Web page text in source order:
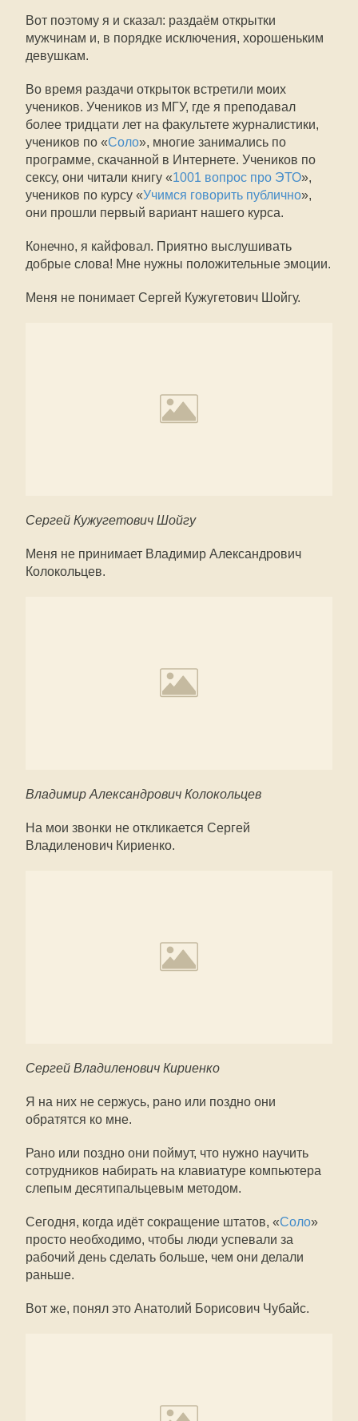
Вот поэтому я и сказал: раздаём открытки
мужчинам и, в порядке исключения, хорошеньким
девушкам.
Во время раздачи открыток встретили моих
учеников. Учеников из МГУ, где я преподавал
более тридцати лет на факультете журналистики,
учеников по «Соло», многие занимались по
программе, скачанной в Интернете. Учеников по
сексу, они читали книгу «1001 вопрос про ЭТО»,
учеников по курсу «Учимся говорить публично»,
они прошли первый вариант нашего курса.
Конечно, я кайфовал. Приятно выслушивать
добрые слова! Мне нужны положительные эмоции.
Меня не понимает Сергей Кужугетович Шойгу.
Сергей Кужугетович Шойгу
Меня не принимает Владимир Александрович
Колокольцев.
Владимир Александрович Колокольцев
На мои звонки не откликается Сергей
Владиленович Кириенко.
Сергей Владиленович Кириенко
Я на них не сержусь, рано или поздно они
обратятся ко мне.
Рано или поздно они поймут, что нужно научить
сотрудников набирать на клавиатуре компьютера
слепым десятипальцевым методом.
Сегодня, когда идёт сокращение штатов, «Соло»
просто необходимо, чтобы люди успевали за
рабочий день сделать больше, чем они делали
раньше.
Вот же, понял это Анатолий Борисович Чубайс.